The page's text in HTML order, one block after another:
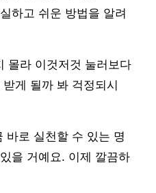
하고 쉬운 방법을 알려
몰라 이것저것 눌러보다
게 될까 봐 걱정되시
바로 실천할 수 있는 명
을 거예요. 이제 깔끔하